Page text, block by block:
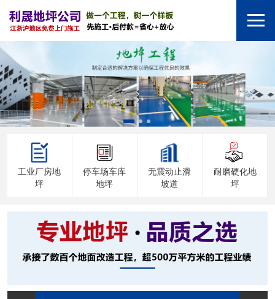
工业厂房地
坪
停车场车库
地坪
无震动止滑
坡道
耐磨硬化地
坪